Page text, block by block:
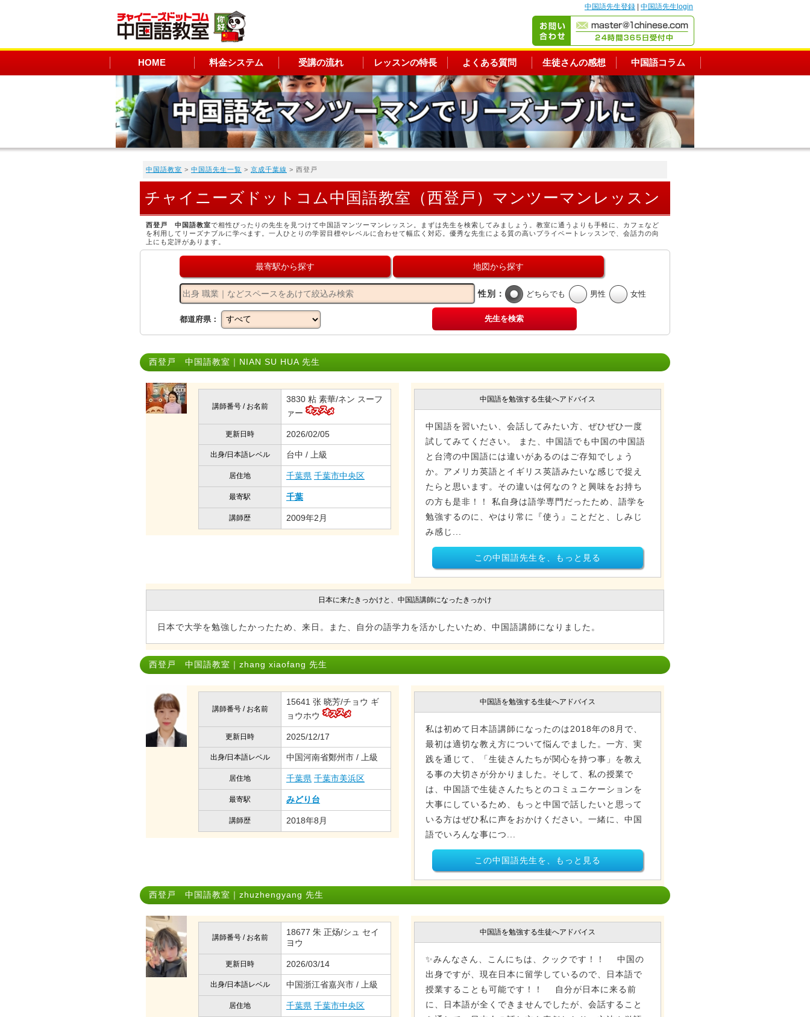
中国語先生登録 中国語先生login
HOME 料金システム 受講の流れ レッスンの特長 よくある質問 生徒さんの感想 中国語コラム
中国語教室 > 中国語先生一覧 > 京成千葉線 > 西登戸
チャイニーズドットコム中国語教室（西登戸）マンツーマンレッスン
西登戸 中国語教室で相性ぴったりの先生を見つけて中国語マンツーマンレッスン。まずは先生を検索してみましょう。教室に通うよりも手軽に、カフェなど
を利用してリーズナブルに学べます。一人ひとりの学習目標やレベルに合わせて幅広く対応。優秀な先生による質の高いプライベートレッスンで、会話力の向
上にも定評があります。
最寄駅から探す 地図から探す
性別： どちらでも 男性 女性
都道府県： 先生を検索
西登戸 中国語教室｜NIAN SU HUA 先生
講師番号 / お名前
3830 粘 素華/ネン スーフ
ァー
更新日時 2026/02/05
出身/日本語レベル 台中 / 上級
居住地 千葉県 千葉市中央区
最寄駅 千葉
講師歴 2009年2月
中国語を勉強する生徒へアドバイス
中国語を習いたい、会話してみたい方、ぜひぜひ一度
試してみてください。 また、中国語でも中国の中国語
と台湾の中国語には違いがあるのはご存知でしょう
か。アメリカ英語とイギリス英語みたいな感じで捉え
たらと思います。その違いは何なの？と興味をお持ち
の方も是非！！ 私自身は語学専門だったため、語学を
勉強するのに、やはり常に『使う』ことだと、しみじ
み感じ...
この中国語先生を、もっと見る
日本に来たきっかけと、中国語講師になったきっかけ
日本で大学を勉強したかったため、来日。また、自分の語学力を活かしたいため、中国語講師になりました。
西登戸 中国語教室｜zhang xiaofang 先生
講師番号 / お名前
15641 张 晓芳/チョウ ギ
ョウホウ
更新日時 2025/12/17
出身/日本語レベル 中国河南省鄭州市 / 上級
居住地 千葉県 千葉市美浜区
最寄駅 みどり台
講師歴 2018年8月
中国語を勉強する生徒へアドバイス
私は初めて日本語講師になったのは2018年の8月で、
最初は適切な教え方について悩んでました。一方、実
践を通じて、「生徒さんたちが関心を持つ事」を教え
る事の大切さが分かりました。そして、私の授業で
は、中国語で生徒さんたちとのコミュニケーションを
大事にしているため、もっと中国で話したいと思って
いる方はぜひ私に声をおかけください。一緒に、中国
語でいろんな事につ...
この中国語先生を、もっと見る
西登戸 中国語教室｜zhuzhengyang 先生
講師番号 / お名前
18677 朱 正炀/シュ セイ
ヨウ
更新日時 2026/03/14
出身/日本語レベル 中国浙江省嘉兴市 / 上級
居住地 千葉県 千葉市中央区
中国語を勉強する生徒へアドバイス
✨みんなさん、こんにちは、クックです！！ 中国の
出身ですが、現在日本に留学しているので、日本語で
授業することも可能です！！ 自分が日本に来る前
に、日本語が全くできませんでしたが、会話すること